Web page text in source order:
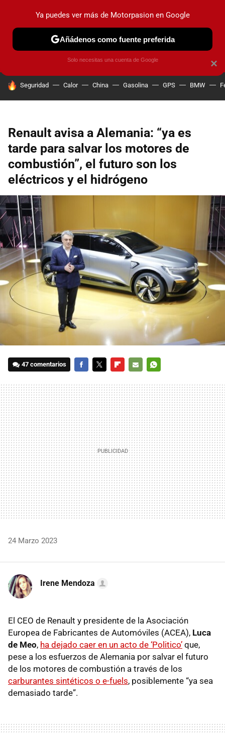
PRUEBAS COCHES ELÉCTRICOS OBSERVATORIO
HOY SE HABLA DE
Seguridad Calor China Gasolina GPS BMW
Renault avisa a Alemania: “ya es
tarde para salvar los motores de
combustión”, el futuro son los
eléctricos y el hidrógeno
47 comentarios
MAIL
24 Marzo 2023
Irene Mendoza
El CEO de Renault y presidente de la Asociación
Europea de Fabricantes de Automóviles (ACEA), Luca
de Meo, ha dejado caer en un acto de ‘Politico’ que,
pese a los esfuerzos de Alemania por salvar el futuro
de los motores de combustión a través de los
carburantes sintéticos o e-fuels, posiblemente “ya sea
demasiado tarde”.
×
Ya puedes ver más de Motorpasion en Google
Añádenos como fuente preferida
Solo necesitas una cuenta de Google